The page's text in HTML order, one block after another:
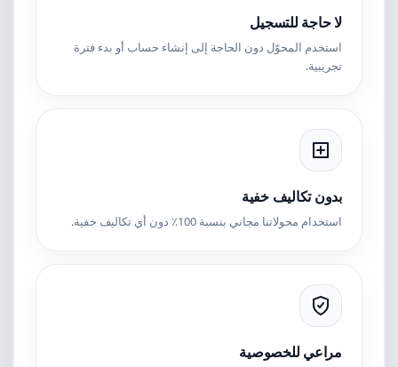
لا حاجة للتسجيل
استخدم المحوّل دون الحاجة إلى إنشاء حساب أو بدء فترة
تجريبية.
بدون تكاليف خفية
استخدام محولاتنا مجاني بنسبة 100٪ دون أي تكاليف خفية.
مراعي للخصوصية